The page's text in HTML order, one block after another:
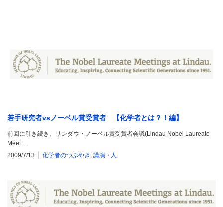
若手研究者vsノーベル賞受賞者 【化学者とは？！編】
前回に引き続き、リンダウ・ノーベル賞受賞者会議(Lindau Nobel Laureate
Meet…
2009/7/13
化学者のつぶやき 講演・人